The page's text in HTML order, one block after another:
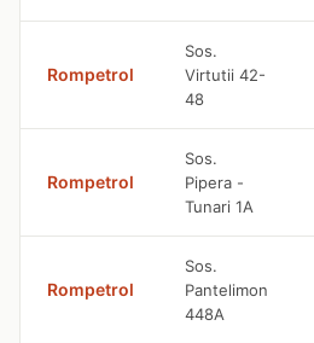
Rompetrol
Sos.
Virtutii 42-
48
Rompetrol
Sos.
Pipera -
Tunari 1A
Rompetrol
Sos.
Pantelimon
448A